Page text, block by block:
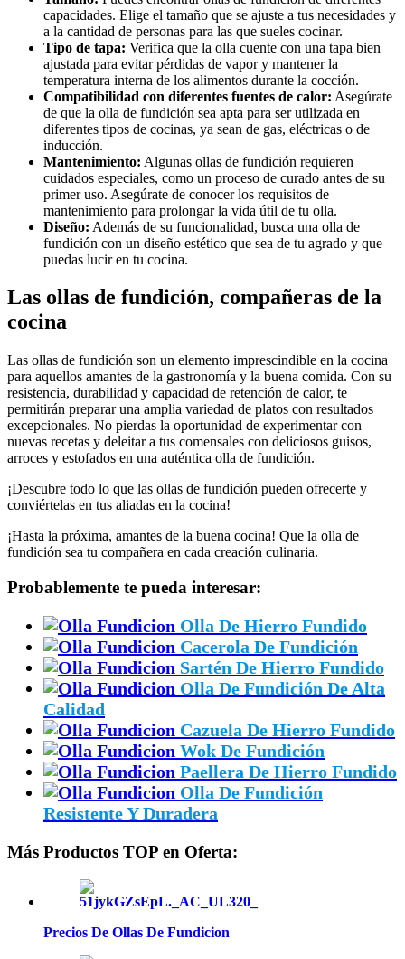
capacidades. Elige el tamaño que se ajuste a tus necesidades y
a la cantidad de personas para las que sueles cocinar.
Tipo de tapa: Verifica que la olla cuente con una tapa bien
ajustada para evitar pérdidas de vapor y mantener la
temperatura interna de los alimentos durante la cocción.
Compatibilidad con diferentes fuentes de calor: Asegúrate
de que la olla de fundición sea apta para ser utilizada en
diferentes tipos de cocinas, ya sean de gas, eléctricas o de
inducción.
Mantenimiento: Algunas ollas de fundición requieren
cuidados especiales, como un proceso de curado antes de su
primer uso. Asegúrate de conocer los requisitos de
mantenimiento para prolongar la vida útil de tu olla.
Diseño: Además de su funcionalidad, busca una olla de
fundición con un diseño estético que sea de tu agrado y que
puedas lucir en tu cocina.
Las ollas de fundición, compañeras de la
cocina
Las ollas de fundición son un elemento imprescindible en la cocina
para aquellos amantes de la gastronomía y la buena comida. Con su
resistencia, durabilidad y capacidad de retención de calor, te
permitirán preparar una amplia variedad de platos con resultados
excepcionales. No pierdas la oportunidad de experimentar con
nuevas recetas y deleitar a tus comensales con deliciosos guisos,
arroces y estofados en una auténtica olla de fundición.
¡Descubre todo lo que las ollas de fundición pueden ofrecerte y
conviértelas en tus aliadas en la cocina!
¡Hasta la próxima, amantes de la buena cocina! Que la olla de
fundición sea tu compañera en cada creación culinaria.
Probablemente te pueda interesar:
Olla De Hierro Fundido
Cacerola De Fundición
Sartén De Hierro Fundido
Olla De Fundición De Alta
Calidad
Cazuela De Hierro Fundido
Wok De Fundición
Paellera De Hierro Fundido
Olla De Fundición
Resistente Y Duradera
Más Productos TOP en Oferta:
Precios De Ollas De Fundicion